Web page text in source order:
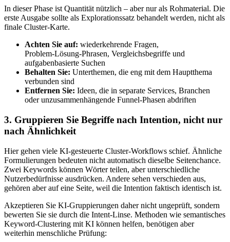
In dieser Phase ist Quantität nützlich – aber nur als Rohmaterial. Die
erste Ausgabe sollte als Explorationssatz behandelt werden, nicht als
finale Cluster‑Karte.
Achten Sie auf: wiederkehrende Fragen,
Problem‑Lösung‑Phrasen, Vergleichsbegriffe und
aufgabenbasierte Suchen
Behalten Sie: Unterthemen, die eng mit dem Hauptthema
verbunden sind
Entfernen Sie: Ideen, die in separate Services, Branchen
oder unzusammenhängende Funnel‑Phasen abdriften
3. Gruppieren Sie Begriffe nach Intention, nicht nur
nach Ähnlichkeit
Hier gehen viele KI‑gesteuerte Cluster‑Workflows schief. Ähnliche
Formulierungen bedeuten nicht automatisch dieselbe Seitenchance.
Zwei Keywords können Wörter teilen, aber unterschiedliche
Nutzerbedürfnisse ausdrücken. Andere sehen verschieden aus,
gehören aber auf eine Seite, weil die Intention faktisch identisch ist.
Akzeptieren Sie KI‑Gruppierungen daher nicht ungeprüft, sondern
bewerten Sie sie durch die Intent‑Linse. Methoden wie semantisches
Keyword‑Clustering mit KI können helfen, benötigen aber
weiterhin menschliche Prüfung: